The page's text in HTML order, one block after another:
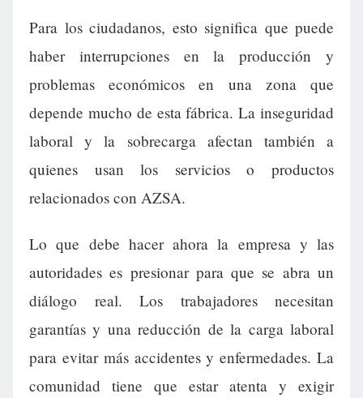
Para los ciudadanos, esto significa que puede
haber interrupciones en la producción y
problemas económicos en una zona que
depende mucho de esta fábrica. La inseguridad
laboral y la sobrecarga afectan también a
quienes usan los servicios o productos
relacionados con AZSA.
Lo que debe hacer ahora la empresa y las
autoridades es presionar para que se abra un
diálogo real. Los trabajadores necesitan
garantías y una reducción de la carga laboral
para evitar más accidentes y enfermedades. La
comunidad tiene que estar atenta y exigir